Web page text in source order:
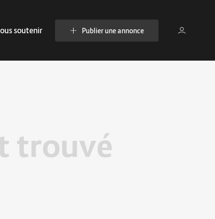
soutenir Publier une annonce
trouvé